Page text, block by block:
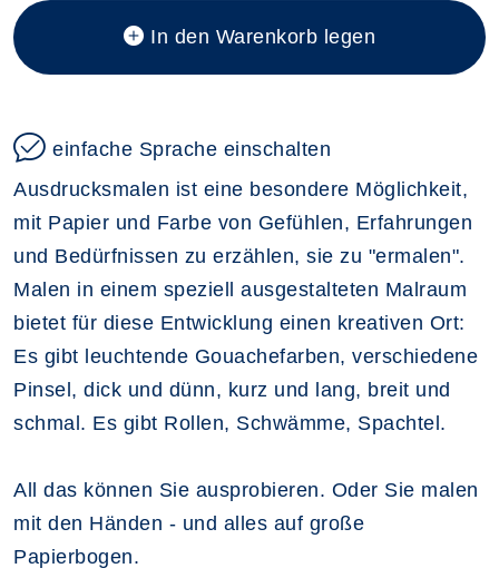
In den Warenkorb legen
einfache Sprache einschalten
Ausdrucksmalen ist eine besondere Möglichkeit,
mit Papier und Farbe von Gefühlen, Erfahrungen
und Bedürfnissen zu erzählen, sie zu "ermalen".
Malen in einem speziell ausgestalteten Malraum
bietet für diese Entwicklung einen kreativen Ort:
Es gibt leuchtende Gouachefarben, verschiedene
Pinsel, dick und dünn, kurz und lang, breit und
schmal. Es gibt Rollen, Schwämme, Spachtel.
All das können Sie ausprobieren. Oder Sie malen
mit den Händen - und alles auf große
Papierbogen.